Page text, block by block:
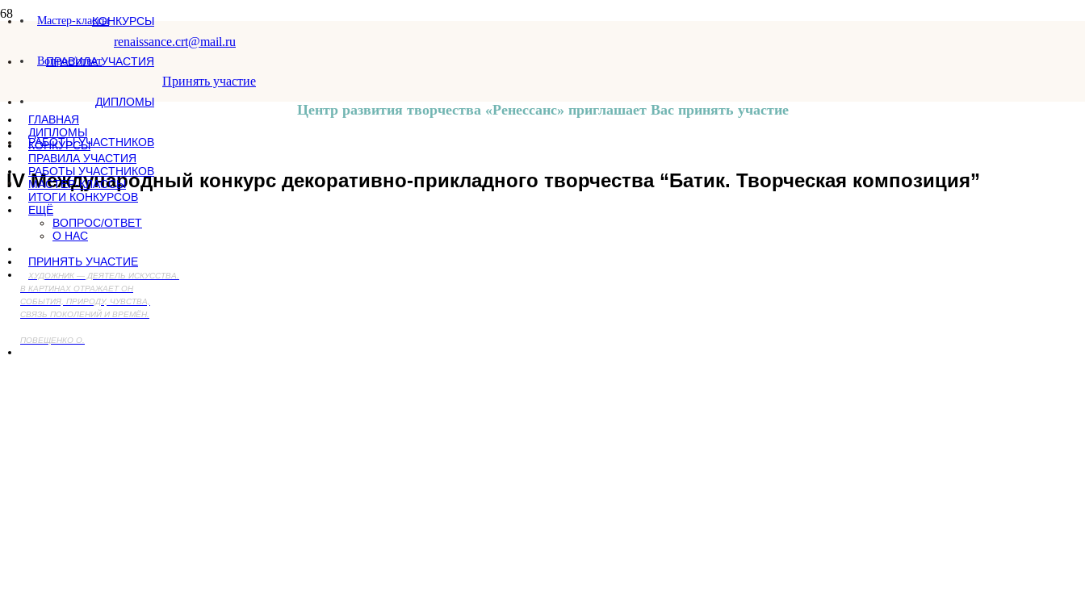
Мастер-классы
Вопрос/ответ
renaissance.crt@mail.ru
КОНКУРСЫ
ПРАВИЛА УЧАСТИЯ
ДИПЛОМЫ
РАБОТЫ УЧАСТНИКОВ
Принять участие
ГЛАВНАЯ
ДИПЛОМЫ
КОНКУРСЫ
ПРАВИЛА УЧАСТИЯ
РАБОТЫ УЧАСТНИКОВ
МАСТЕР-КЛАССЫ
ИТОГИ КОНКУРСОВ
ЕЩЁ
ВОПРОС/ОТВЕТ
О НАС
ПРИНЯТЬ УЧАСТИЕ
ХУДОЖНИК — ДЕЯТЕЛЬ ИСКУССТВА.
В КАРТИНАХ ОТРАЖАЕТ ОН
СОБЫТИЯ, ПРИРОДУ, ЧУВСТВА,
СВЯЗЬ ПОКОЛЕНИЙ И ВРЕМЁН.
ПОВЕЩЕНКО О.
Центр развития творчества «Ренессанс» приглашает Вас принять участие
IV Международный конкурс декоративно-прикладного творчества “Батик. Творческая композиция”